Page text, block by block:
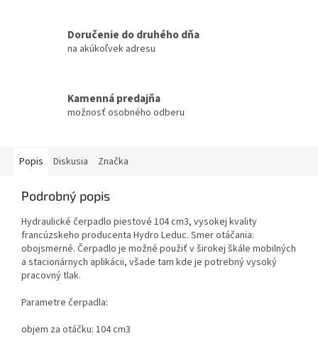
Doručenie do druhého dňa
na akúkoľvek adresu
Kamenná predajňa
možnosť osobného odberu
Popis Diskusia Značka
Podrobný popis
Hydraulické čerpadlo piestové 104 cm3, vysokej kvality
francúzskeho producenta Hydro Leduc. Smer otáčania:
obojsmerné. Čerpadlo je možné použiť v širokej škále mobilných
a stacionárnych aplikácii, všade tam kde je potrebný vysoký
pracovný tlak.
Parametre čerpadla:
objem za otáčku: 104 cm3